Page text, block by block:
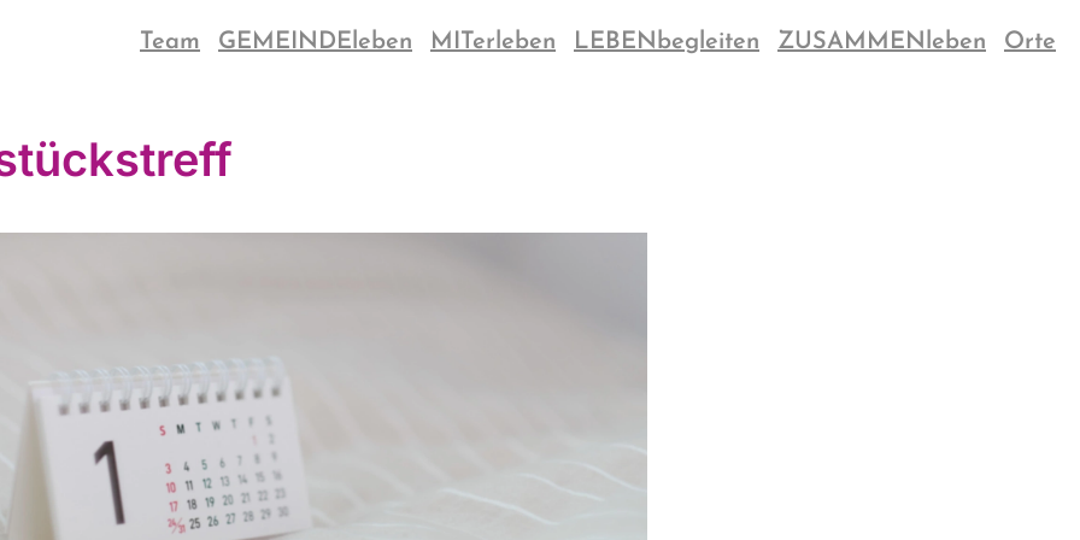
Team GEMEINDEleben MITerleben LEBENbegleiten ZUSAMMENleben Orte